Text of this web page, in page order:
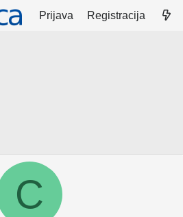
Prijava Registracija
C